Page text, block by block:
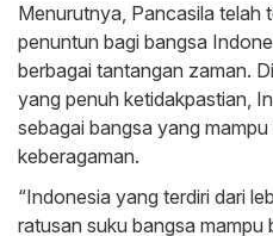
Menurutnya, Pancasila telah
penuntun bagi bangsa
berbagai tantangan zaman.
yang penuh ketidakpastian,
sebagai bangsa yang
keberagaman.
“Indonesia yang terdiri dari
ratusan suku bangsa mampu